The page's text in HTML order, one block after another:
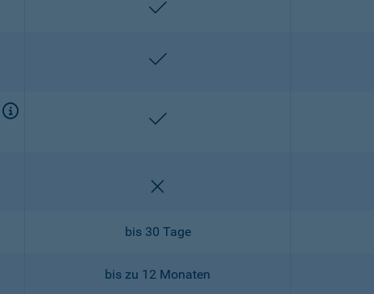
enthalten
enthalten
enthalten
bis 30 Tage
bis zu 12 Monaten